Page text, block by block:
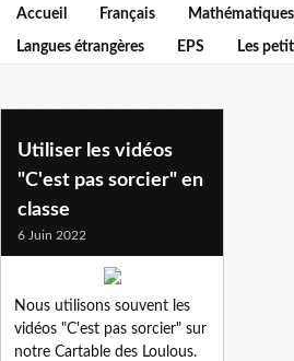
Accueil Français Mathématiques
Langues étrangères EPS Les
c'est pas sorcier
Utiliser les vidéos
"C'est pas sorcier" en
classe
6 Juin 2022
Nous utilisons souvent les
vidéos "C'est pas sorcier" sur
notre Cartable des Loulous.